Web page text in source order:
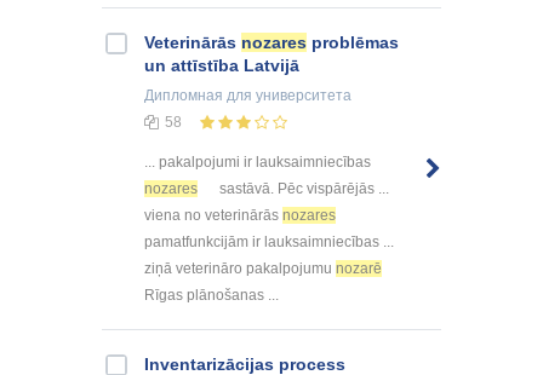
Veterinārās nozares problēmas
un attīstība Latvijā
Дипломная для университета
58
... pakalpojumi ir lauksaimniecības
nozares
sastāvā. Pēc vispārējās ...
viena no veterinārās nozares
pamatfunkcijām ir lauksaimniecības ...
ziņā veterināro pakalpojumu nozarē
Rīgas plānošanas ...
Inventarizācijas process